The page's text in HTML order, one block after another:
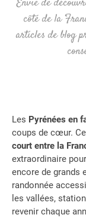
côté de la
articles de blog
Les Pyrénées en
coups de cœur.
court entre la
extraordinaire
encore de grands
randonnée
les vallées,
revenir chaque